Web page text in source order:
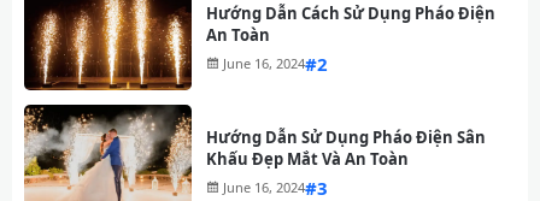
Hướng Dẫn Cách Sử Dụng Pháo Điện
An Toàn
June 16, 2024#
Hướng Dẫn Sử Dụng Pháo Điện Sân
Khấu Đẹp Mắt Và An Toàn
June 16, 2024#